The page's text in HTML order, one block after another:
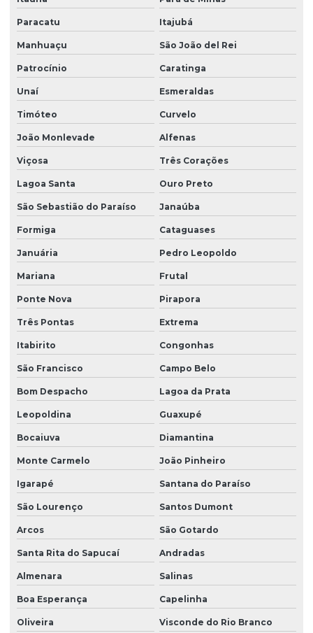
Paracatu Itajubá
Manhuaçu São João del Rei
Patrocínio Caratinga
Unaí Esmeraldas
Timóteo Curvelo
João Monlevade Alfenas
Viçosa Três Corações
Lagoa Santa Ouro Preto
São Sebastião do Paraíso Janaúba
Formiga Cataguases
Januária Pedro Leopoldo
Mariana Frutal
Ponte Nova Pirapora
Três Pontas Extrema
Itabirito Congonhas
São Francisco Campo Belo
Bom Despacho Lagoa da Prata
Leopoldina Guaxupé
Bocaiuva Diamantina
Monte Carmelo João Pinheiro
Igarapé Santana do Paraíso
São Lourenço Santos Dumont
Arcos São Gotardo
Santa Rita do Sapucaí Andradas
Almenara Salinas
Boa Esperança Capelinha
Oliveira Visconde do Rio Branco